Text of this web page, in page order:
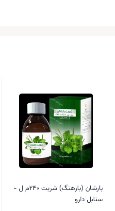
بارشان (بارهنگ) شربت 240م ل -
سنابل دارو